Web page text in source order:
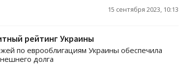
15 сентября 2023, 10:13
рейтинг Украины
по еврооблигациям Украины обеспечила
долга